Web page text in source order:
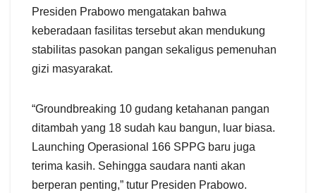
Presiden Prabowo mengatakan bahwa
keberadaan fasilitas tersebut akan mendukung
stabilitas pasokan pangan sekaligus pemenuhan
gizi masyarakat.
“Groundbreaking 10 gudang ketahanan pangan
ditambah yang 18 sudah kau bangun, luar biasa.
Launching Operasional 166 SPPG baru juga
terima kasih. Sehingga saudara nanti akan
berperan penting,” tutur Presiden Prabowo.